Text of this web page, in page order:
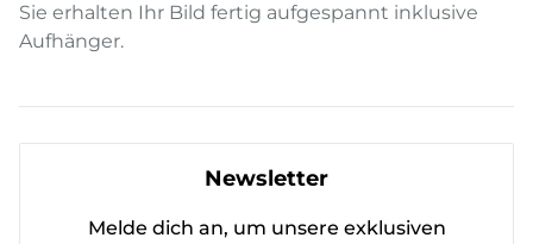
Sie erhalten Ihr Bild fertig aufgespannt inklusive
Aufhänger.
Newsletter
Melde dich an, um unsere exklusiven